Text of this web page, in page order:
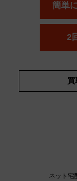
簡単
2
買
ネット宅